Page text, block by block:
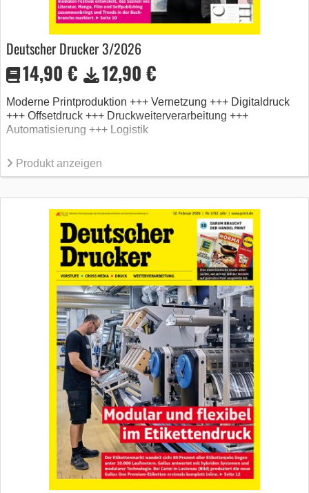
Deutscher Drucker 3/2026
14,90 € 12,90 €
Moderne Printproduktion +++ Vernetzung +++ Digitaldruck
+++ Offsetdruck +++ Druckweiterverarbeitung +++
Automatisierung +++ Logistik
Produkt anzeigen